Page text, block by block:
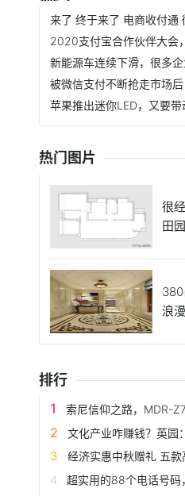
苹果推出迷你LED，又要带
热门图片
很
田
380
浪
排行
索尼信仰之路，MDR-Z7高解析镀铝液
文化产业咋赚钱？英园：线
经济实惠中秋赠礼 五款高
超实用的88个电话号码，涵盖